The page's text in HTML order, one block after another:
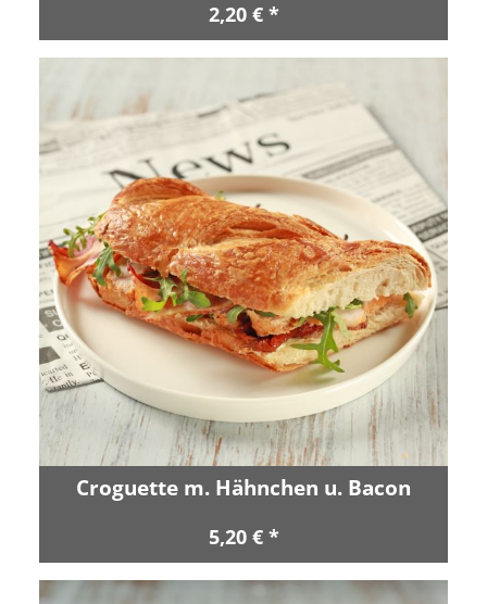
2,20 € *
Croguette m. Hähnchen u. Bacon
5,20 € *